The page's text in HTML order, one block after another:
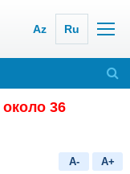
Az Ru
около 36
A- A+